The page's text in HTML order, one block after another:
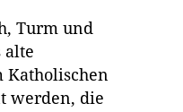
Turm und
alte
Katholischen
werden, die